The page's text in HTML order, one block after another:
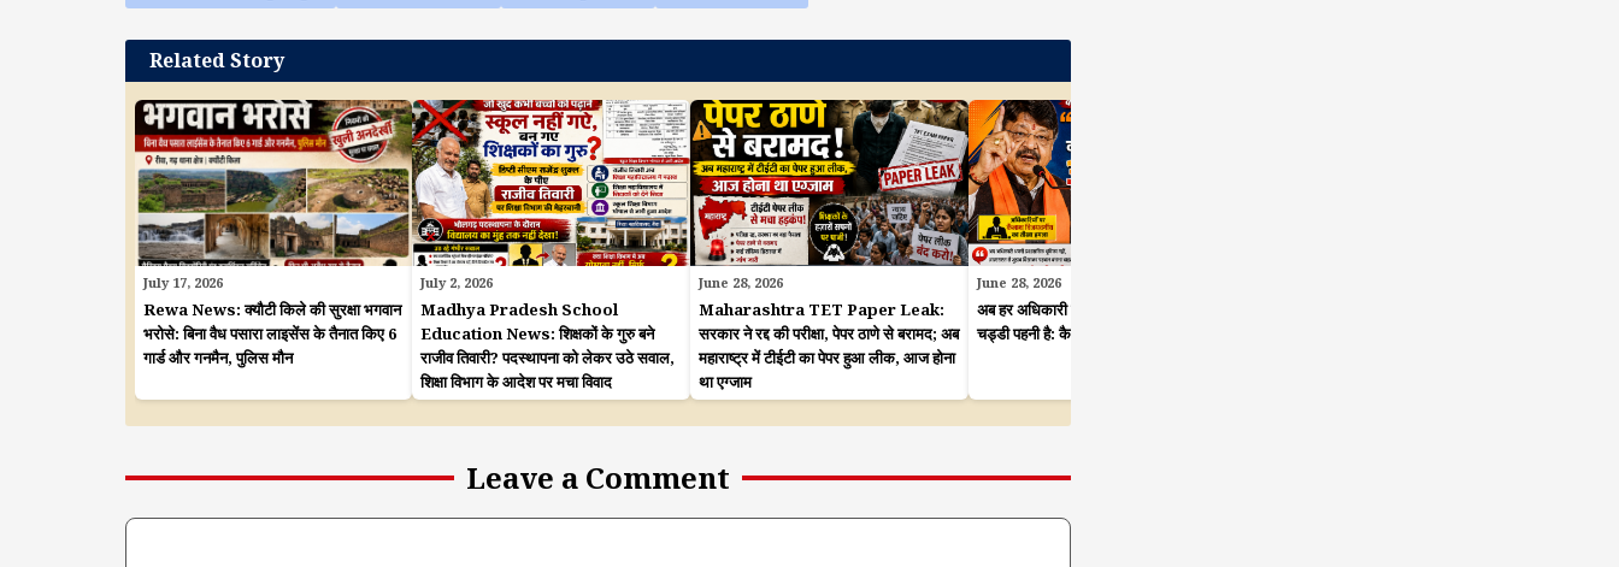
Related Story
July 17, 2026
Rewa News: क्यौटी किले की सुरक्षा भगवान
भरोसे: बिना वैध पसारा लाइसेंस के तैनात किए 6
गार्ड और गनमैन, पुलिस मौन
July 2, 2026
Madhya Pradesh School
Education News: शिक्षकों के गुरु बने
राजीव तिवारी? पदस्थापना को लेकर उठे सवाल,
शिक्षा विभाग के आदेश पर मचा विवाद
June 28, 2026
Maharashtra TET Paper Leak:
सरकार ने रद्द की परीक्षा, पेपर ठाणे से बरामद; अब
महाराष्ट्र में टीईटी का पेपर हुआ लीक, आज होना
था एग्जाम
June 28, 2026
अब हर अधिकारी कहता है, मैंने भी आरएसएस की
चड्डी पहनी है: कैलाश विजयवर्गीय
Leave a Comment
Comment